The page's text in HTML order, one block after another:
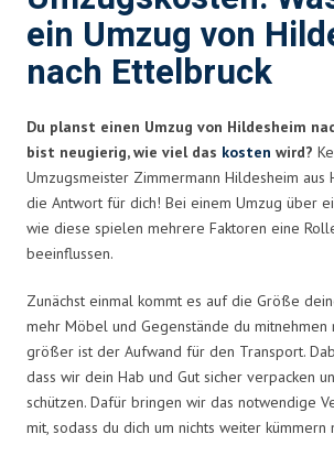
ein Umzug von
nach Ettelbruck
Du planst einen Umzug von Hildesheim
bist neugierig, wie viel das kosten wird?
Umzugsmeister Zimmermann Hildesheim aus
die Antwort für dich! Bei einem Umzug über
wie diese spielen mehrere Faktoren eine
beeinflussen.
Zunächst einmal kommt es auf die Größe
mehr Möbel und Gegenstände du mitnehmen
größer ist der Aufwand für den Transport.
dass wir dein Hab und Gut sicher verpacken
schützen. Dafür bringen wir das notwendige
mit, sodass du dich um nichts weiter kümmern